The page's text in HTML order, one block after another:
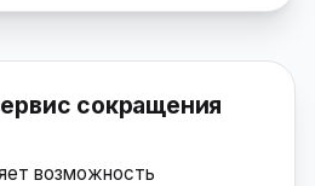
сокращения
возможность